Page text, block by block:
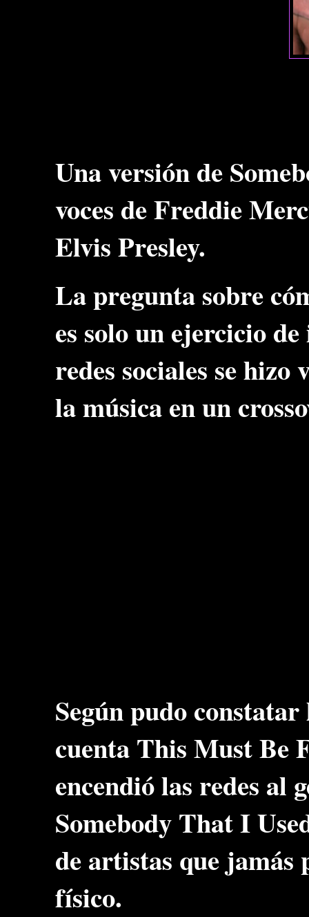
Una versión de
voces de Freddie
Elvis Presley.
La pregunta sobre
es solo un ejercicio
redes sociales se
la música en un
Según pudo
cuenta This Must Be
encendió las redes al
Somebody That I
de artistas que
físico.